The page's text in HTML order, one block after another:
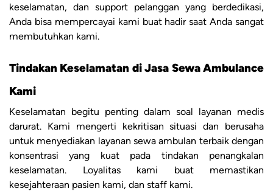
keselamatan, dan support pelanggan yang berdedikasi,
Anda bisa mempercayai kami buat hadir saat Anda sangat
membutuhkan kami.
Tindakan Keselamatan di Jasa Sewa Ambulance
Kami
Keselamatan begitu penting dalam soal layanan medis
darurat. Kami mengerti kekritisan situasi dan berusaha
untuk menyediakan layanan sewa ambulan terbaik dengan
konsentrasi yang kuat pada tindakan penangkalan
keselamatan. Loyalitas kami buat memastikan
kesejahteraan pasien kami, dan staff kami.